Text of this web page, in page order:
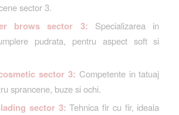
sector 3.
brows sector 3: Specializarea in
pudrata, pentru aspect soft si
sector 3: Competente in tatuaj
sprancene, buze si ochi.
sector 3: Tehnica fir cu fir, ideala